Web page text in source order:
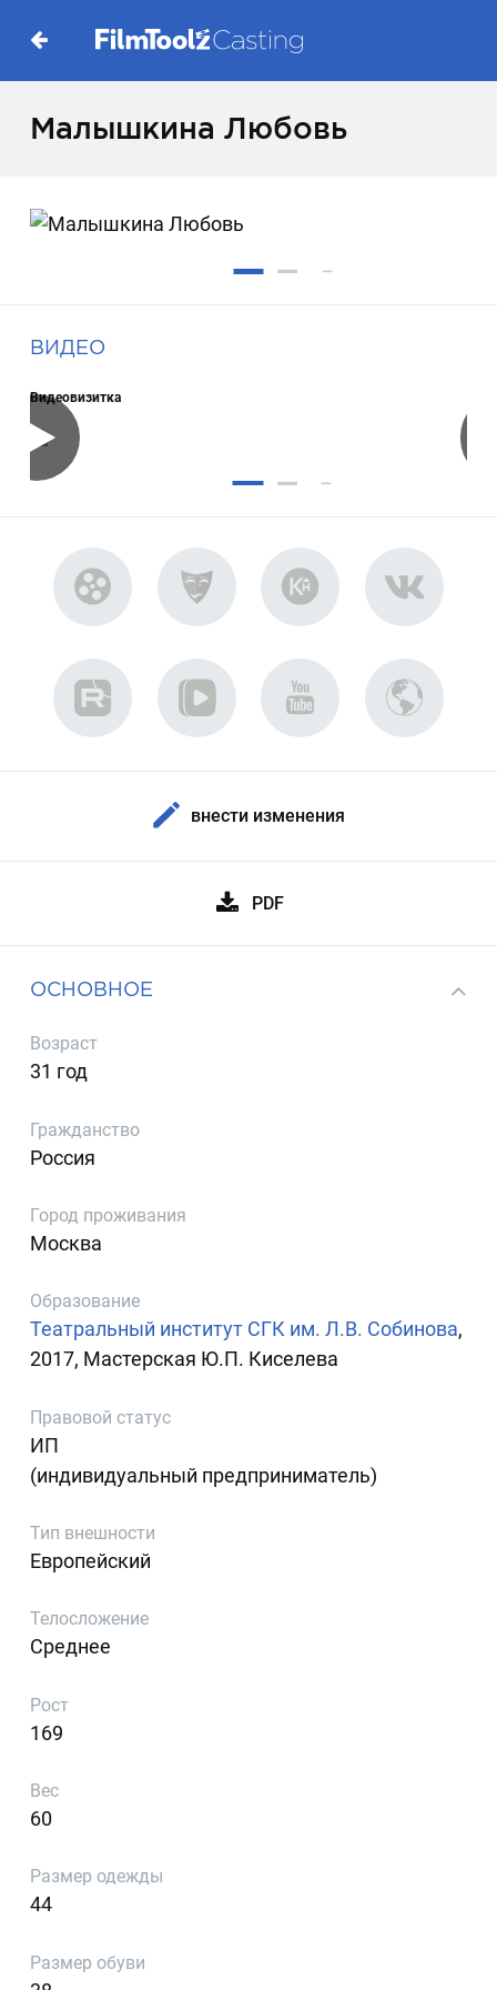
Малышкина Любовь
ВИДЕО
Видеовизитка
внести изменения
PDF
ОСНОВНОЕ
Возраст
31 год
Гражданство
Россия
Город проживания
Москва
Образование
Театральный институт СГК им. Л.В. Собинова,
2017, Мастерская Ю.П. Киселева
Правовой статус
ИП
(индивидуальный предприниматель)
Тип внешности
Европейский
Телосложение
Среднее
Рост
169
Вес
60
Размер одежды
44
Размер обуви